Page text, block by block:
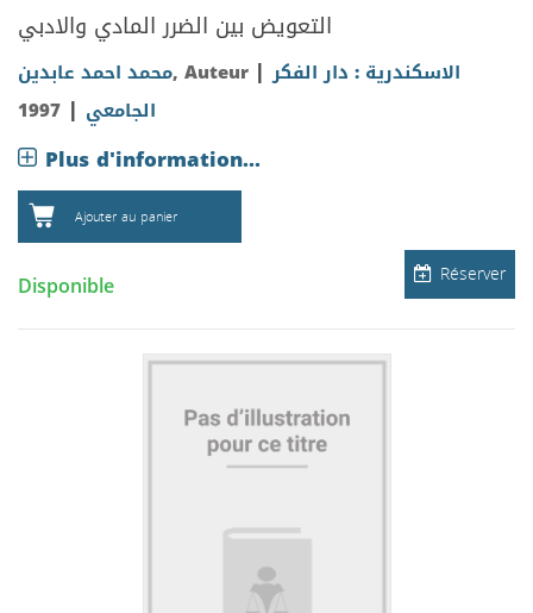
التعويض بين الضرر المادي والادبي
محمد احمد عابدين, Auteur |الاسكندرية : دار الفكر
الجامعي |
1997
Plus d'information...
Ajouter au panier
Réserver
Disponible